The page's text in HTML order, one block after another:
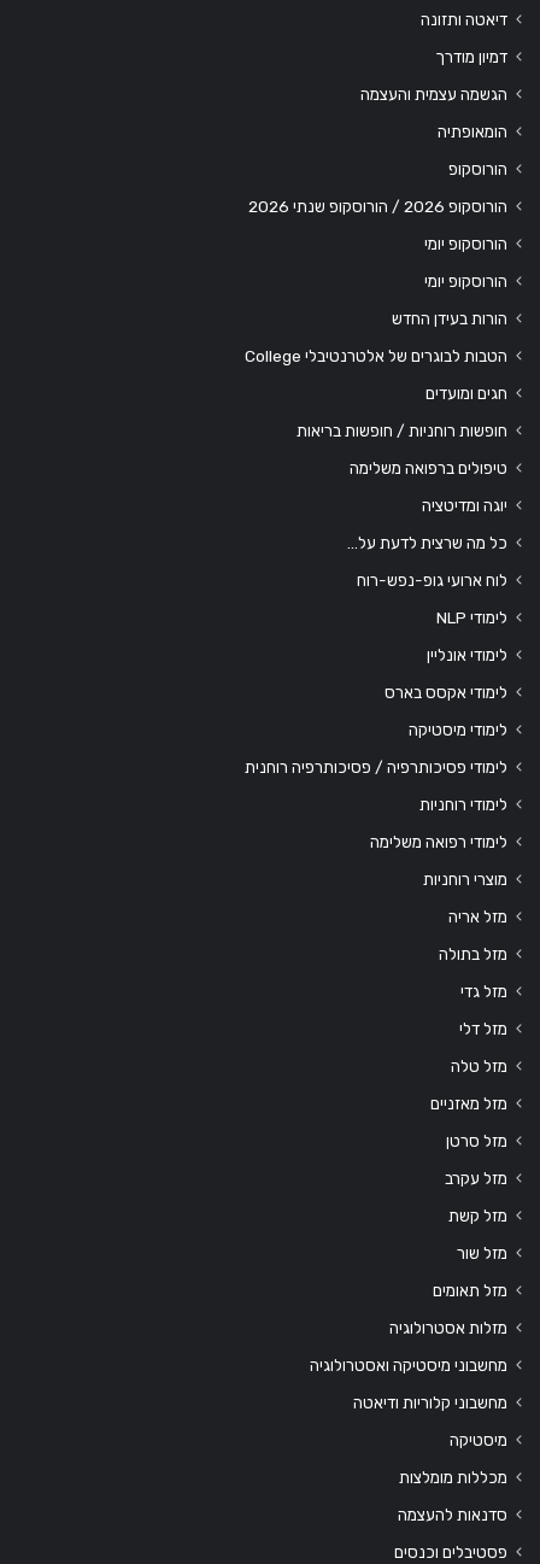
דיאטה ותזונה
דמיון מודרך
הגשמה עצמית והעצמה
הומאופתיה
הורוסקופ
הורוסקופ 2026 / הורוסקופ שנתי 2026
הורוסקופ יומי
הורוסקופ יומי
הורות בעידן החדש
הטבות לבוגרים של אלטרנטיבלי College
חגים ומועדים
חופשות רוחניות / חופשות בריאות
טיפולים ברפואה משלימה
יוגה ומדיטציה
כל מה שרצית לדעת על…
לוח ארועי גופ-נפש-רוח
לימודי NLP
לימודי אונליין
לימודי אקסס בארס
לימודי מיסטיקה
לימודי פסיכותרפיה / פסיכותרפיה רוחנית
לימודי רוחניות
לימודי רפואה משלימה
מוצרי רוחניות
מזל אריה
מזל בתולה
מזל גדי
מזל דלי
מזל טלה
מזל מאזניים
מזל סרטן
מזל עקרב
מזל קשת
מזל שור
מזל תאומים
מזלות אסטרולוגיה
מחשבוני מיסטיקה ואסטרולוגיה
מחשבוני קלוריות ודיאטה
מיסטיקה
מכללות מומלצות
סדנאות להעצמה
פסטיבלים וכנסים